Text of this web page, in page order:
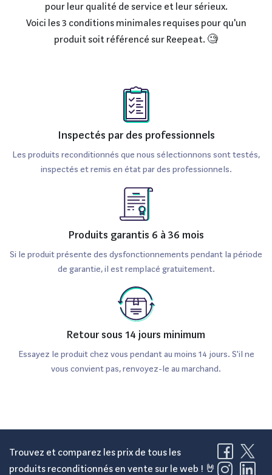
pour leur qualité de service et leur sérieux.
Voici les 3 conditions minimales requises pour qu'un
produit soit référencé sur Reepeat. 🧐
Inspectés par des professionnels
Les produits reconditionnés que nous sélectionnons sont testés,
inspectés et remis en état par des professionnels.
Produits garantis 6 à 36 mois
Si le produit présente des dysfonctionnements pendant la période
de garantie, il est remplacé gratuitement.
Retour sous 14 jours minimum
Essayez le produit chez vous pendant au moins 14 jours. S'il ne
vous convient pas, renvoyez-le au marchand.
Trouvez et comparez les prix de tous les
produits reconditionnés en vente sur le web ! 🤘